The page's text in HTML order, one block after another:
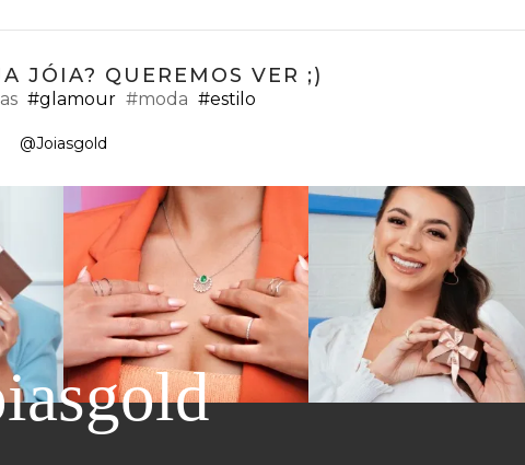
aqui diversas opções de
presos, dentre outras possibilidades. Aqui, temos modelos que
esse tipo de piercing de orelha combina com qualquer
JÓIA? QUEREMOS VER ;)
#glamour #moda #estilo
@Joiasgold